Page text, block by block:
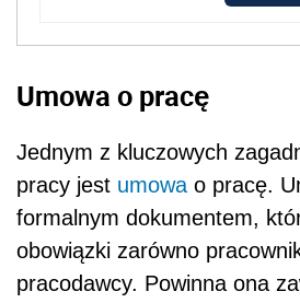
Umowa o pracę
Jednym z kluczowych
pracy jest umowa o pracę.
formalnym dokumentem,
obowiązki zarówno
pracodawcy. Powinna ona